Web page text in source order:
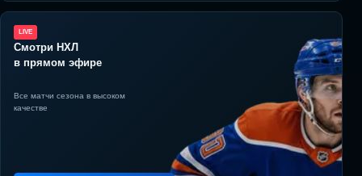
LIVE
Смотри НХЛ
в прямом эфире
Все матчи сезона в высоком
качестве